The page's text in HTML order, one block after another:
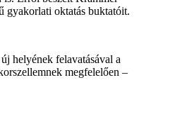
gyakorlati oktatás buktatóit.
helyének felavatásával a
megfelelően –